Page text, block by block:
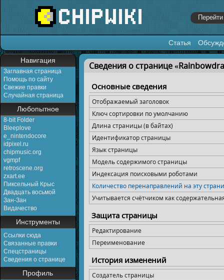
Статья
Навигация
Заглавная страница
Помощь по сайту
Свежие правки
Случайная страница
Любопытное
8-bit Folder
Bleeplove
e_nintendocore
idpixel.ru
chipmusic.org
vgmpf
retroscene.org
zxart.ee
Пиксельный Крыс
Двадцать восьмой
Зан-Зан
Видачество
Инструменты
Ссылки сюда
Связанные правки
Спецстраницы
Сведения о странице
Профиль
Перейти к:навигация,поиск
Сведения о странице
Основные сведения
Отображаемый заголовок
Ключ сортировки по умолчанию
Длина страницы (в байтах)
Идентификатор страницы
Язык страницы
Модель содержимого страницы
Индексация поисковыми роботами
Количество перенаправлений на эту
Учитывается счётчиком как
Защита страницы
Редактирование
Переименование
История изменений
Создатель страницы